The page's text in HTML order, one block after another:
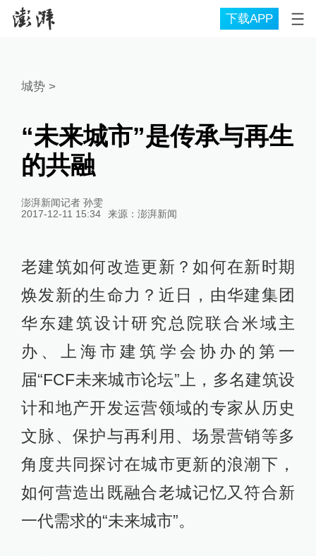
下载APP
城势>
“未来城市”是传承与再生
的共融
澎湃新闻记者 孙雯
2017-12-11 15:34
来源： 澎湃新闻
老建筑如何改造更新？如何在新时期
焕发新的生命力？近日，由华建集团
华东建筑设计研究总院联合米域主
办、上海市建筑学会协办的第一
届“FCF未来城市论坛”上，多名建筑设
计和地产开发运营领域的专家从历史
文脉、保护与再利用、场景营销等多
角度共同探讨在城市更新的浪潮下，
如何营造出既融合老城记忆又符合新
一代需求的“未来城市”。